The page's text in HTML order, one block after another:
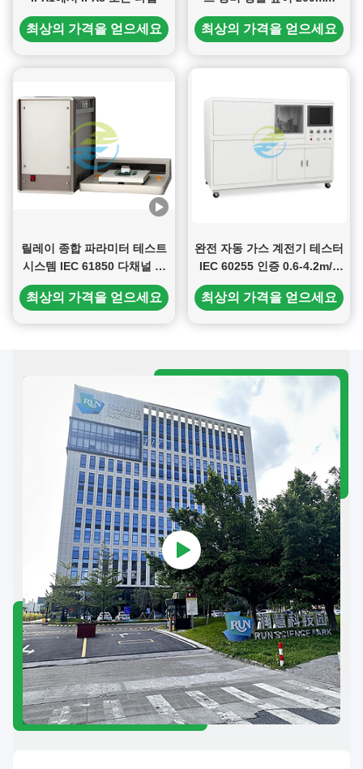
최상의 가격을 얻으세요 최상의 가격을 얻으세요
릴레이 종합 파라미터 테스트
시스템 IEC 61850 다채널 릴
레이 테스트 벤치
최상의 가격을 얻으세요
완전 자동 가스 계전기 테스터
IEC 60255 인증 0.6-4.2m/S
지능형 유량 테스터
최상의 가격을 얻으세요